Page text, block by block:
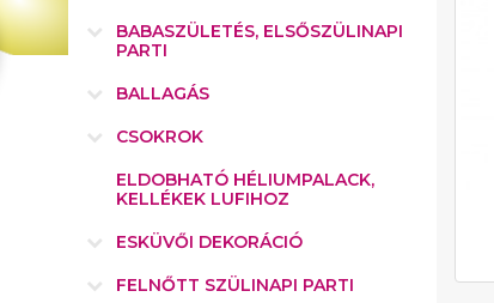
BABASZÜLETÉS, ELSŐSZÜLINAPI
PARTI
BALLAGÁS
CSOKROK
ELDOBHATÓ HÉLIUMPALACK,
KELLÉKEK LUFIHOZ
ESKÜVŐI DEKORÁCIÓ
FELNŐTT SZÜLINAPI PARTI